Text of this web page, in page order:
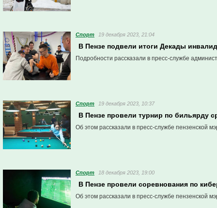
Спорт 19 декабря 2023, 21:04
В Пензе подвели итоги Декады
Подробности рассказали в пресс-службе
Спорт 19 декабря 2023, 10:37
В Пензе провели турнир по бильярду
Об этом рассказали в пресс-службе пензенской
Спорт 18 декабря 2023, 19:00
В Пензе провели соревнования по
Об этом рассказали в пресс-службе пензенской